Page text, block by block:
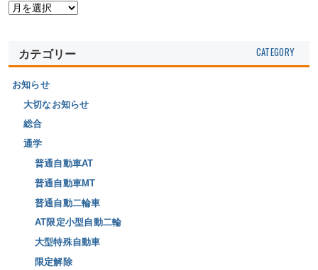
カテゴリー
お知らせ
大切なお知らせ
総合
通学
普通自動車AT
普通自動車MT
普通自動二輪車
AT限定小型自動二輪
大型特殊自動車
限定解除